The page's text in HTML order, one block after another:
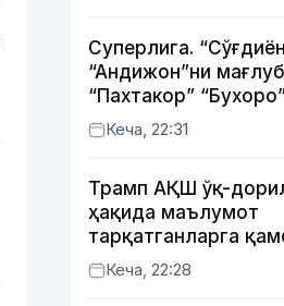
Суперлига.
“Андижон”ни
“Пахтакор”
жанговар дуранг
Кеча, 22:31
Трамп АҚШ ўқ-
ҳақида маълумот
тарқатганларга
таҳдид қилди
Кеча, 22:28